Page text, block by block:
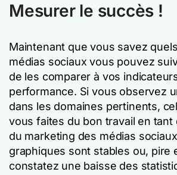
Mesurer le succès !
Maintenant que vous savez
médias sociaux vous pouvez
de les comparer à vos
performance. Si vous observez
dans les domaines pertinents,
vous faites du bon travail en tant
du marketing des médias
graphiques sont stables ou, pire
constatez une baisse des